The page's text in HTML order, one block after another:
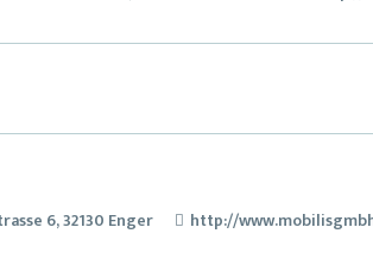
6, 32130 Enger http://